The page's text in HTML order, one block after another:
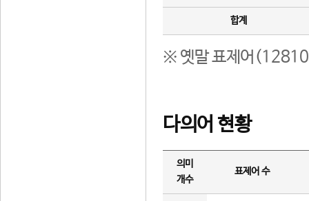
합계
※ 옛말 표제어(12810
다의어 현황
의미
개수
표제어 수